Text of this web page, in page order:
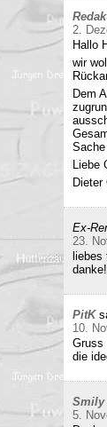
2.
Hallo
wir
Dem
Liebe
Dieter
Ex-
23.
danke!
PitK
10.
Gruss
die
Smily
5.